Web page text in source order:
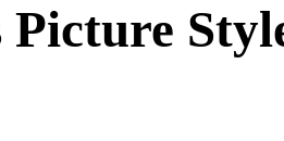
Picture